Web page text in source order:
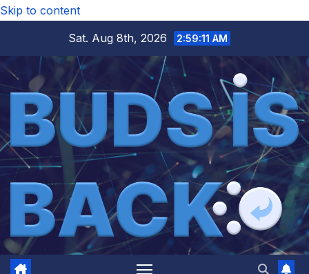
Skip to content
Sat. Aug 8th, 2026
2:59:11 AM